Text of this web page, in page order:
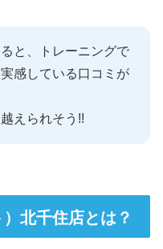
と、トレーニングで
感している口コミが
えられそう!!
北千住店とは？